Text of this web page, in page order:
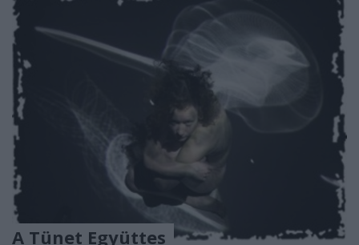
A Tünet Együttes